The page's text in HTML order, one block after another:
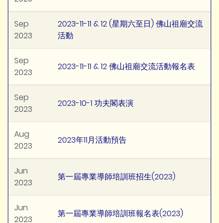
Sep
2023
2023-11-11 & 12 (星期六至日) 佛山祖廟交流
活動
Sep
2023
2023-11-11 & 12 佛山祖廟交流活動報名表
Sep
2023
2023-10-1 功夫閣表演
Aug
2023
2023年11月活動預告
Jun
2023
第一屆專業導師培訓班招生(2023)
Jun
2023
第一屆專業導師培訓班報名表(2023)